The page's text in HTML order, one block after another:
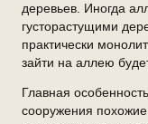
деревьев. Иногда
густорастущими
практически
зайти на аллею
Главная
сооружения